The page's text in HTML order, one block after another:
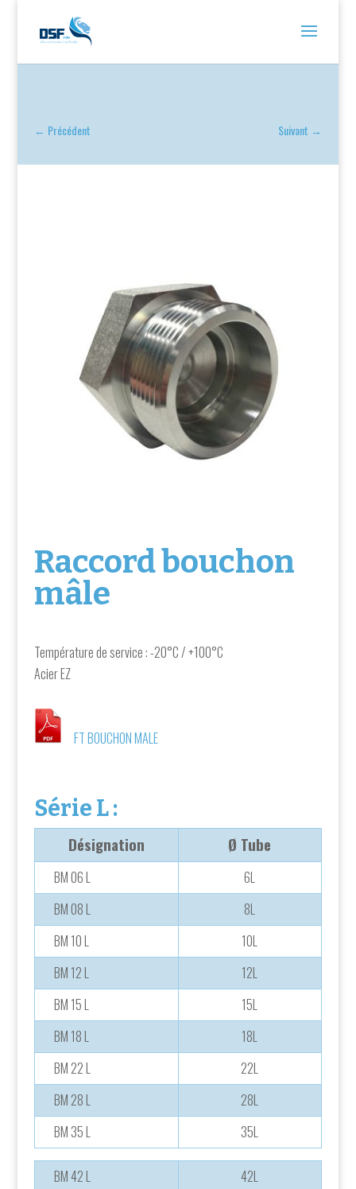
← Précédent Suivant →
Raccord bouchon
mâle
Température de service : -20°C / +100°C
Acier EZ
FT BOUCHON MALE
Série L :
Désignation Ø Tube
BM 06 L
6L
BM 08 L
8L
BM 10 L
10L
BM 12 L
12L
BM 15 L
15L
BM 18 L
18L
BM 22 L
22L
BM 28 L
28L
BM 35 L
35L
BM 42 L 42L